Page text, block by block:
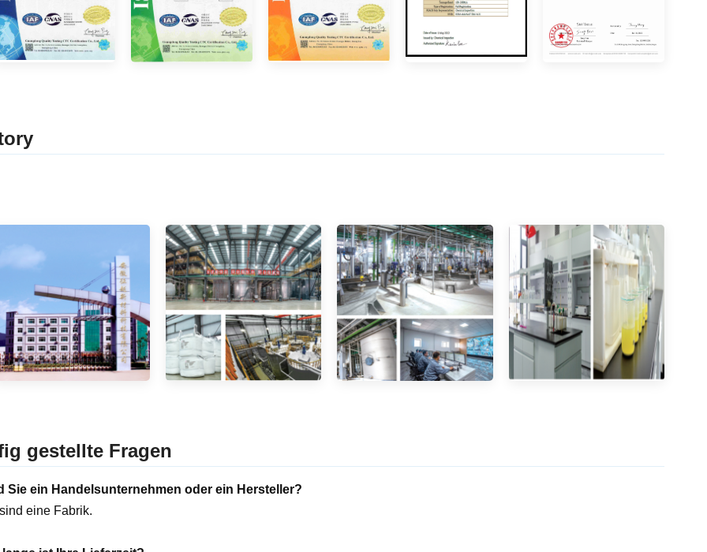
y
gestellte Fragen
Sie ein Handelsunternehmen oder ein Hersteller?
eine Fabrik.